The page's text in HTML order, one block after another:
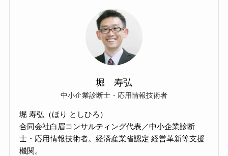
堀 寿弘
中小企業診断士・応用情報技術者
堀 寿弘（ほり としひろ）
合同会社白眉コンサルティング代表／中小企業診断
士・応用情報技術者。経済産業省認定 経営革新等支援
機関。